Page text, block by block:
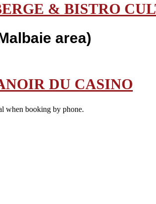
& BISTRO
area)
DU CASINO
when booking by phone.